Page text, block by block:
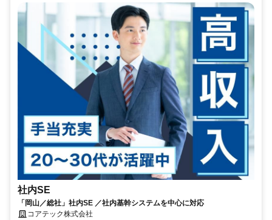
社内SE
「岡山／総社」社内SE ／社内基幹システムを中心に対応
コアテック株式会社